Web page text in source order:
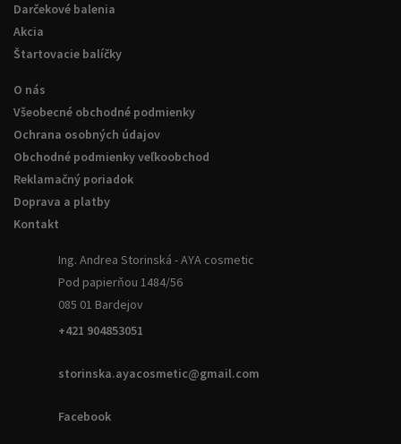
Darčekové balenia
Akcia
Štartovacie balíčky
O nás
Všeobecné obchodné podmienky
Ochrana osobných údajov
Obchodné podmienky veľkoobchod
Reklamačný poriadok
Doprava a platby
Kontakt
Ing. Andrea Storinská - AYA cosmetic
Pod papierňou 1484/56
085 01 Bardejov
+421 904853051
storinska.ayacosmetic@gmail.com
Facebook